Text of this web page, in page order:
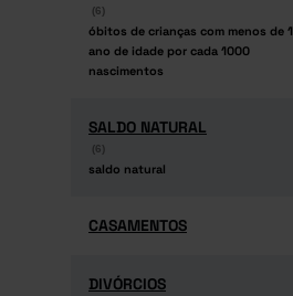
(6)
óbitos de crianças com menos de 1
ano de idade por cada 1000
nascimentos
(6)
óbitos de crianças com menos de 1
ano de idade por cada 1000
nascimentos
SALDO NATURAL
(6)
saldo natural
SALDO NATURAL
(6)
saldo natural
CASAMENTOS
CASAMENTOS
DIVÓRCIOS
DIVÓRCIOS